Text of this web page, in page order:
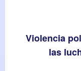
Violencia
las